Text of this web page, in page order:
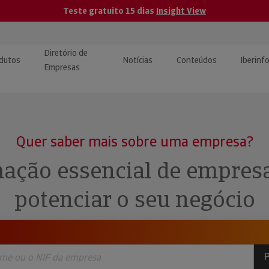
Teste gratuito 15 dias Insight View
de Créditos
Diretório de
Empresas
Notícias Conteúdos
Quer saber mais sobre uma empresa?
essencial de
potenciar o seu negócio